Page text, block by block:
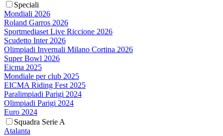
Speciali
Mondiali 2026
Roland Garros 2026
Sportmediaset Live Riccione 2026
Scudetto Inter 2026
Olimpiadi Invernali Milano Cortina 2026
Super Bowl 2026
Eicma 2025
Mondiale per club 2025
EICMA Riding Fest 2025
Paralimpiadi Parigi 2024
Olimpiadi Parigi 2024
Euro 2024
Squadra Serie A
Atalanta